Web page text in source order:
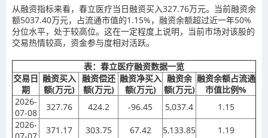
从融资指标来看，春立医疗当日融资买入327.76万元。当前融资余
额5037.40万元，占流通市值的1.15%，融资余额超过近一年50%
分位水平，处于较高位。这在一定程度上说明，当前市场对该股的
交易热情较高，资金参与度相对活跃。
表：春立医疗融资数据一览
交易日
期
融资买入
额(万元)
融资偿还
额(万元)
融资净买入
额(万元)
融资余
额(万元)
融资余额占流通
市值比例%
2026-
07-08
327.76 424.2 -96.45 5,037.4
1.15
2026-
371.17 303.75 67.42 5,133.85
1.19